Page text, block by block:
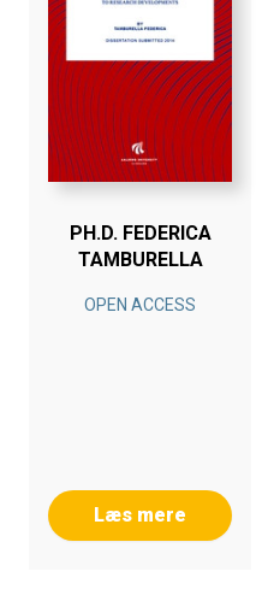
PH.D. FEDERICA
TAMBURELLA
OPEN ACCESS
Læs mere